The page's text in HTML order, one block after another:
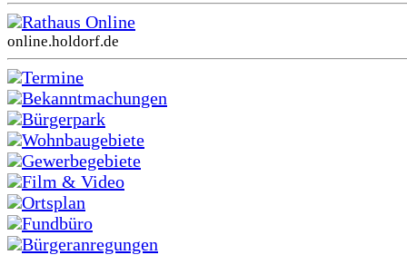
Rathaus Online
online.holdorf.de
Termine
Bekanntmachungen
Bürgerpark
Wohnbaugebiete
Gewerbegebiete
Film & Video
Ortsplan
Fundbüro
Bürgeranregungen